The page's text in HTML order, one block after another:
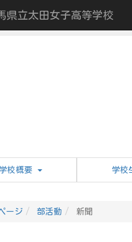
県立太田女子高等学校
学校概要 学校
ージ 部活動 新聞